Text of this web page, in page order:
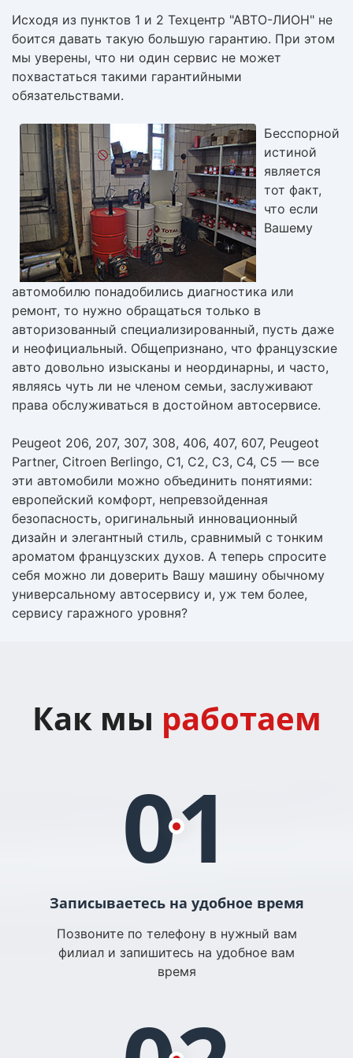
Исходя из пунктов 1 и 2 Техцентр "АВТО-ЛИОН" не
боится давать такую большую гарантию. При этом
мы уверены, что ни один сервис не может
похвастаться такими гарантийными
обязательствами.
Бесспорной
истиной
является
тот факт,
что если
Вашему
автомобилю понадобились диагностика или
ремонт, то нужно обращаться только в
авторизованный специализированный, пусть даже
и неофициальный. Общепризнано, что французские
авто довольно изысканы и неординарны, и часто,
являясь чуть ли не членом семьи, заслуживают
права обслуживаться в достойном автосервисе.
Peugeot 206, 207, 307, 308, 406, 407, 607, Peugeot
Partner, Citroen Berlingo, C1, C2, C3, C4, C5 — все
эти автомобили можно объединить понятиями:
европейский комфорт, непревзойденная
безопасность, оригинальный инновационный
дизайн и элегантный стиль, сравнимый с тонким
ароматом французских духов. А теперь спросите
себя можно ли доверить Вашу машину обычному
универсальному автосервису и, уж тем более,
сервису гаражного уровня?
Как мы работаем
01
Записываетесь на удобное время
Позвоните по телефону в нужный вам
филиал и запишитесь на удобное вам
время